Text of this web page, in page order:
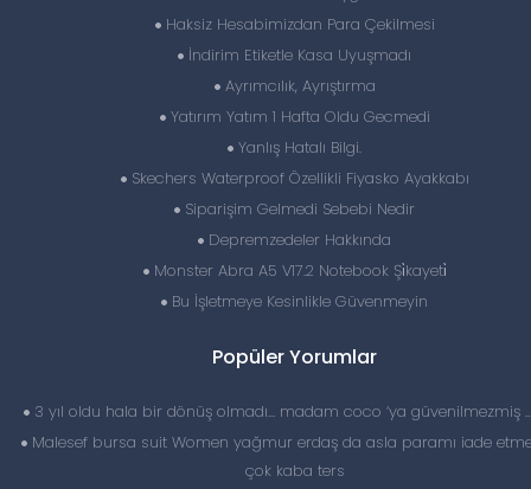
Haksiz Hesabimizdan Para Çekilmesi
İndirim Etiketle Kasa Uyuşmadı
Ayrımcılık, Ayrıştırma
Yatırım Yatım 1 Hafta Oldu Gecmedi
Yanlış Hatalı Bilgi.
Skechers Waterproof Özellikli Fiyasko Ayakkabı
Siparişim Gelmedi Sebebi Nedir
Depremzedeler Hakkında
Monster Abra A5 V17.2 Notebook Şi̇kayeti̇
Bu İşletmeye Kesinlikle Güvenmeyin
Popüler Yorumlar
3 yıl oldu hala bir dönüş olmadı… madam coco ‘ya güvenilmezmiş
Malesef bursa suit Women yağmur erdaş da asla paramı iade
çok kaba ters